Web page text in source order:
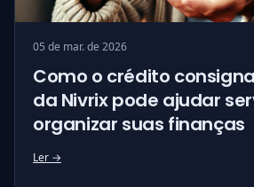
05 de mar. de 2026
Como o crédito
da Nivrix pode ajudar
organizar suas finanças
Ler →